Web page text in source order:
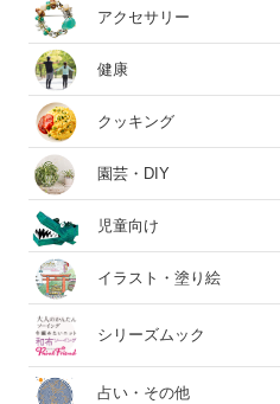
アクセサリー
健康
クッキング
園芸・DIY
児童向け
イラスト・塗り絵
シリーズムック
占い・その他